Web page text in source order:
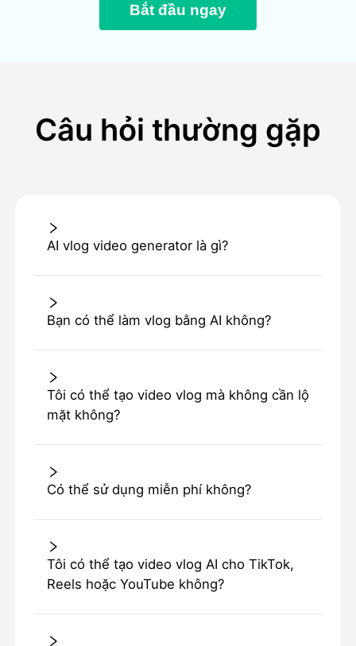
Bắt đầu ngay
Câu hỏi thường gặp
AI vlog video generator là gì?
Bạn có thể làm vlog bằng AI không?
Tôi có thể tạo video vlog mà không cần lộ
mặt không?
Có thể sử dụng miễn phí không?
Tôi có thể tạo video vlog AI cho TikTok,
Reels hoặc YouTube không?